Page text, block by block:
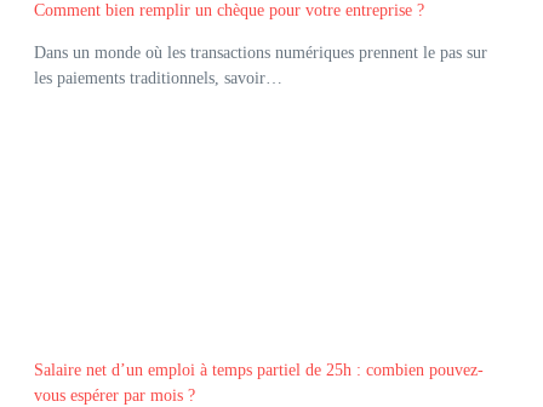
Comment bien remplir un chèque pour votre entreprise ?
Dans un monde où les transactions numériques prennent le pas sur
les paiements traditionnels, savoir…
Salaire net d’un emploi à temps partiel de 25h : combien pouvez-
vous espérer par mois ?